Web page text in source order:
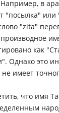
в
"посылка" или
"zita"
как
Однако это
имеет
что имя